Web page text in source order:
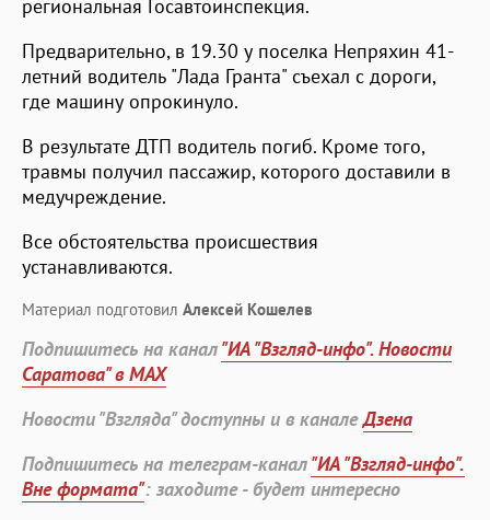
региональная Госавтоинспекция.
Предварительно, в 19.30 у поселка Непряхин 41-
летний водитель "Лада Гранта" съехал с дороги,
где машину опрокинуло.
В результате ДТП водитель погиб. Кроме того,
травмы получил пассажир, которого доставили в
медучреждение.
Все обстоятельства происшествия
устанавливаются.
Материал подготовил Алексей Кошелев
Подпишитесь на канал"ИА "Взгляд-инфо". Новости
Саратова" в MAX
Новости "Взгляда" доступны и в каналеДзена
Подпишитесь на телеграм-канал"ИА "Взгляд-инфо".
Вне формата": заходите - будет интересно